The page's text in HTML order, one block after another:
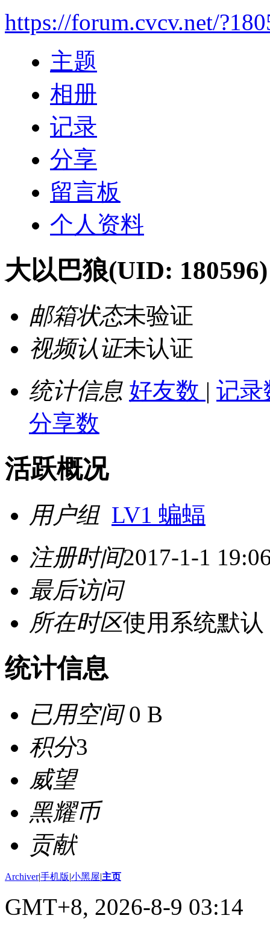
https://forum.cvcv.net/
主题
相册
记录
分享
留言板
个人资料
大以巴狼(UID: 180596)
邮箱状态未验证
视频认证未认证
统计信息 好友数 | 记
分享数
活跃概况
用户组 LV1 蝙蝠
注册时间2017-1-1
最后访问
所在时区使用系统默认
统计信息
已用空间0 B
积分3
威望
黑耀币
贡献
Archiver|手机版|小黑屋|主页
GMT+8, 2026-8-9 03:14